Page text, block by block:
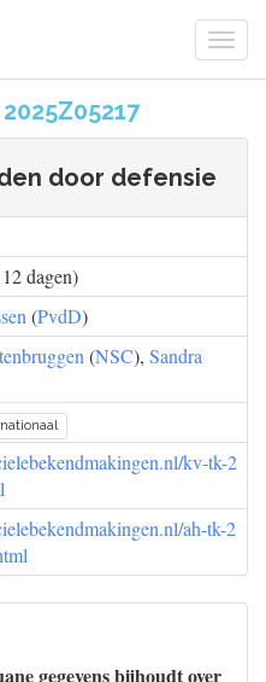
door defensie
dagen)
(PvdD)
(NSC), Sandra
kv-tk-2
ah-tk-2
gegevens bijhoudt over